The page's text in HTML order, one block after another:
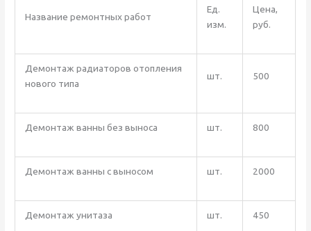
Название ремонтных работ
Ед.
изм.
Цена,
руб.
Демонтаж радиаторов отопления
нового типа
шт. 500
Демонтаж ванны без выноса шт. 800
Демонтаж ванны с выносом шт. 2000
Демонтаж унитаза шт. 450